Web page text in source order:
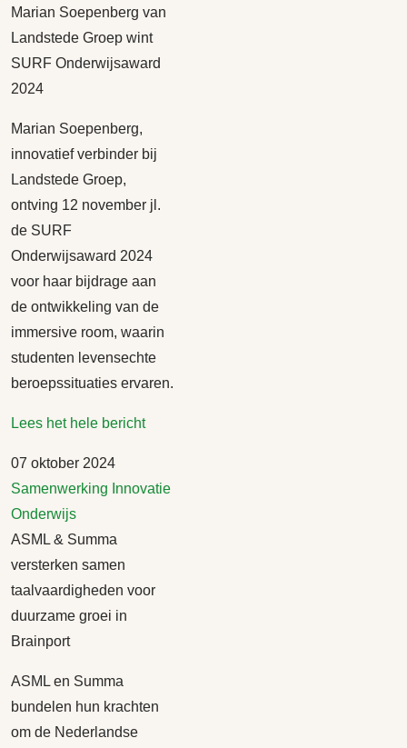
Marian Soepenberg van
Landstede Groep wint
SURF Onderwijsaward
2024
Marian Soepenberg,
innovatief verbinder bij
Landstede Groep,
ontving 12 november jl.
de SURF
Onderwijsaward 2024
voor haar bijdrage aan
de ontwikkeling van de
immersive room, waarin
studenten levensechte
beroepssituaties ervaren.
Lees het hele bericht
07 oktober 2024
Samenwerking Innovatie
Onderwijs
ASML & Summa
versterken samen
taalvaardigheden voor
duurzame groei in
Brainport
ASML en Summa
bundelen hun krachten
om de Nederlandse